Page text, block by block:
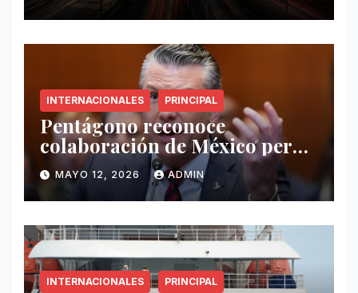
INTERNACIONALES PRINCIPAL
Pentágono reconoce
colaboración de México pero
exige mayor operatividad
antidrogas
MAYO 12, 2026 ADMIN
INTERNACIONALES PRINCIPAL